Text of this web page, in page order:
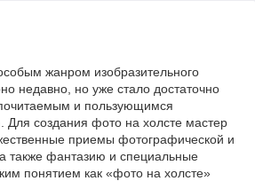
жанром изобразительного
недавно, но уже стало достаточно
и пользующимся
создания фото на холсте мастер
приемы фотографической и
также фантазию и специальные
понятием как «фото на холсте»